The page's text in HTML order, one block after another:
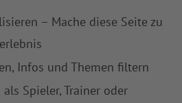
– Mache diese Seite zu
Infos und Themen filtern
Spieler, Trainer oder